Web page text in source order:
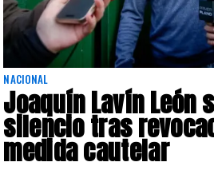
NACIONAL
Joaquín Lavín León
silencio tras
medida cautelar